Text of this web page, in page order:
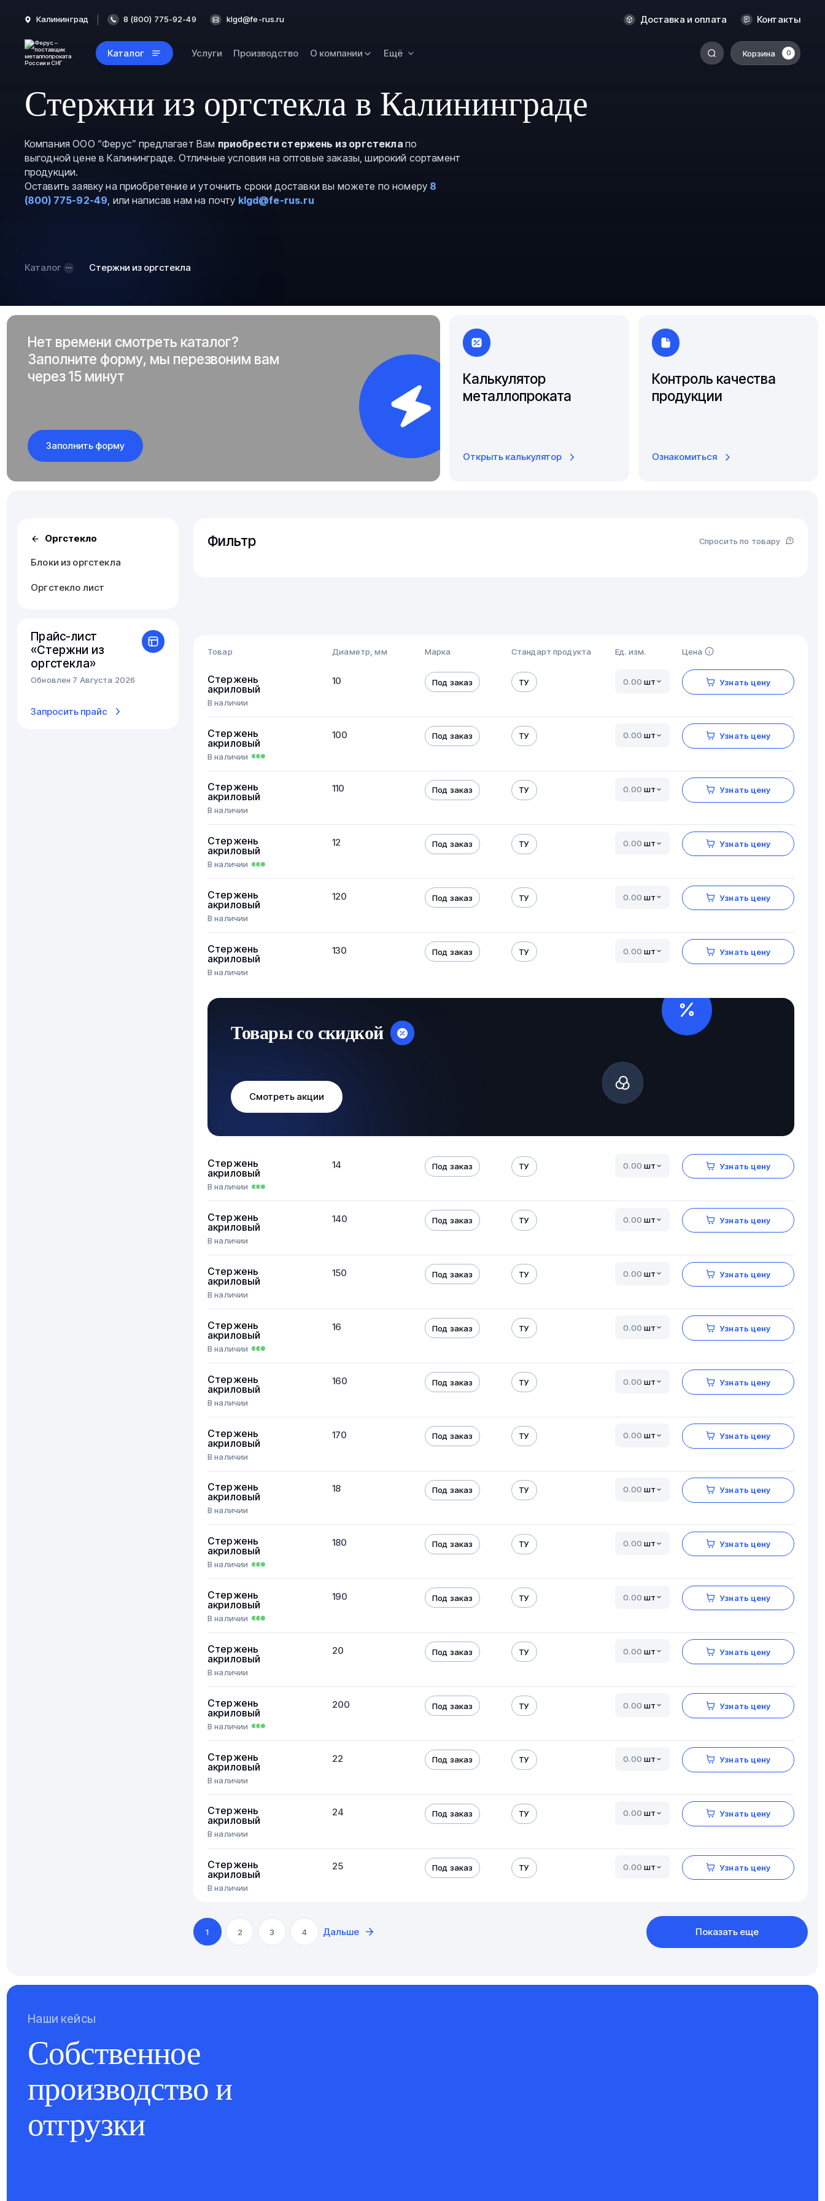
Калининград 8 (800) 775-92-49 klgd@fe-rus.ru Доставка и оплата Контакты
Каталог Услуги Производство О компании Ещё Корзина 0
Оренбург
Ростов-на-Дону
Самара
Стержни из оргстекла в Калининграде
Компания ООО “Ферус” предлагает Вам приобрести стержень из оргстекла по
выгодной цене в Калининграде. Отличные условия на оптовые заказы, широкий сортамент
продукции.
Оставить заявку на приобретение и уточнить сроки доставки вы можете по номеру 8
(800) 775-92-49, или написав нам на почту klgd@fe-rus.ru
Каталог Стержни из оргстекла
Нет времени смотреть каталог?
Заполните форму, мы перезвоним вам
через 15 минут
Заполнить форму
Калькулятор
металлопроката
Открыть калькулятор
Контроль качества
продукции
Ознакомиться
Оргстекло
Блоки из оргстекла
Оргстекло лист
Прайс-лист
«Стержни из
оргстекла»
Обновлен 7 Августа 2026
Запросить прайс
Фильтр Спросить по товару
Товар Диаметр, мм Марка Стандарт продукта Ед. изм. Цена
Стержень
акриловый
В наличии
10 Под заказ ТУ шт Узнать цену
Стержень
акриловый
В наличии
100 Под заказ ТУ шт Узнать цену
Стержень
акриловый
В наличии
110 Под заказ ТУ шт Узнать цену
Стержень
акриловый
В наличии
12 Под заказ ТУ шт Узнать цену
Стержень
акриловый
В наличии
120 Под заказ ТУ шт Узнать цену
Стержень
акриловый
В наличии
130 Под заказ ТУ шт Узнать цену
Товары со скидкой
Смотреть акции
Стержень
акриловый
В наличии
14 Под заказ ТУ шт Узнать цену
Стержень
акриловый
В наличии
140 Под заказ ТУ шт Узнать цену
Стержень
акриловый
В наличии
150 Под заказ ТУ шт Узнать цену
Стержень
акриловый
В наличии
16 Под заказ ТУ шт Узнать цену
Стержень
акриловый
В наличии
160 Под заказ ТУ шт Узнать цену
Стержень
акриловый
В наличии
170 Под заказ ТУ шт Узнать цену
Стержень
акриловый
В наличии
18 Под заказ ТУ шт Узнать цену
Стержень
акриловый
В наличии
180 Под заказ ТУ шт Узнать цену
Стержень
акриловый
В наличии
190 Под заказ ТУ шт Узнать цену
Стержень
акриловый
В наличии
20 Под заказ ТУ шт Узнать цену
Стержень
акриловый
В наличии
200 Под заказ ТУ шт Узнать цену
Стержень
акриловый
В наличии
22 Под заказ ТУ шт Узнать цену
Стержень
акриловый
В наличии
24 Под заказ ТУ шт Узнать цену
Стержень
акриловый
В наличии
25 Под заказ ТУ шт Узнать цену
1 2 3 4 Дальше Показать еще
Наши кейсы
Собственное
производство и
отгрузки